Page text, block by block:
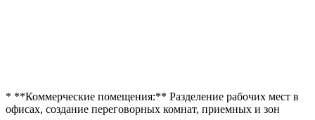
* **Коммерческие помещения:** Разделение рабочих мест в
офисах, создание переговорных комнат, приемных и зон